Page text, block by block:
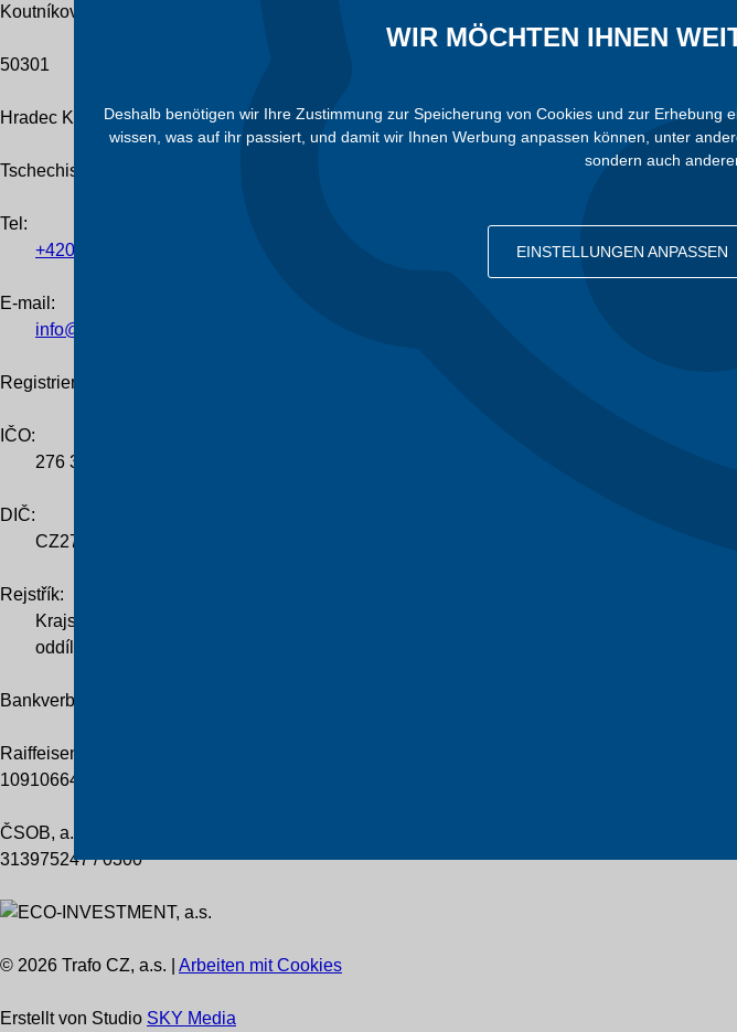
Koutníkova 208/12
50301
Hradec Králové
Tschechische Republik
Tel :
+420
E-mail:
info@trafocz.de
Registrierung des Unternehmens
IČO:
276 36 224
DIČ:
CZ276 36 224
Rejstřík:
Krajský soud v Hradci Králové
oddíl B, vložka 2838
Bankverbindung
Raiffeisenbank Praha
109106648 / 5500
ČSOB, a.s.
313975247 / 0300
© 2026 Trafo CZ, a.s. | Arbeiten mit Cookies
Erstellt von Studio SKY Media
WIR MÖCHTEN IHNEN
Deshalb benötigen wir Ihre Zustimmung zur Speicherung von Cookies und zur
wissen, was auf ihr passiert, und damit wir Ihnen Werbung anpassen können, unter
sondern auch
EINSTELLUNGEN ANPASSEN